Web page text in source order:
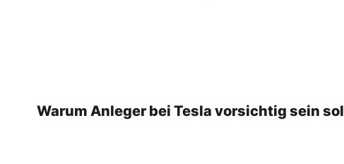
Warum Anleger bei Tesla vorsichtig sein